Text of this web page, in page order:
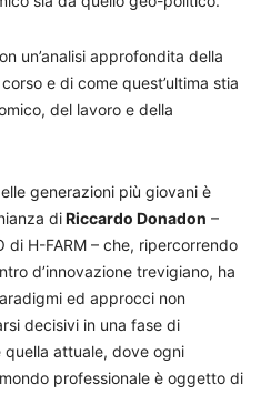
un’analisi approfondita della
e di come quest’ultima stia
del lavoro e della
generazioni più giovani è
diRiccardo Donadon –
di H-FARM – che, ripercorrendo
d’innovazione trevigiano, ha
ed approcci non
decisivi in una fase di
attuale, dove ogni
professionale è oggetto di